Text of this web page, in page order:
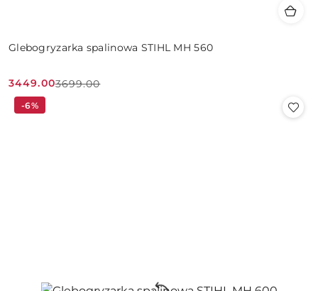
Glebogryzarka spalinowa STIHL MH 560
Cena
promocyjna:
3449.00
Cena
przed
3699.00
-6%